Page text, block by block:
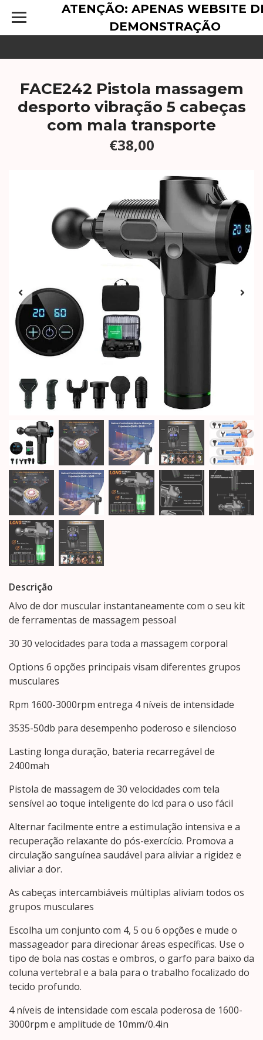
ATENÇÃO: APENAS WEBSITE
DEMONSTRAÇÃO
FACE242 Pistola massagem
desporto vibração 5 cabeças
com mala transporte
€38,00
Descrição
Alvo de dor muscular instantaneamente com o seu kit
de ferramentas de massagem pessoal
30 30 velocidades para toda a massagem corporal
Options 6 opções principais visam diferentes grupos
musculares
Rpm 1600-3000rpm entrega 4 níveis de intensidade
3535-50db para desempenho poderoso e silencioso
Lasting longa duração, bateria recarregável de
2400mah
Pistola de massagem de 30 velocidades com tela
sensível ao toque inteligente do lcd para o uso fácil
Alternar facilmente entre a estimulação intensiva e a
recuperação relaxante do pós-exercício. Promova a
circulação sanguínea saudável para aliviar a rigidez e
aliviar a dor.
As cabeças intercambiáveis múltiplas aliviam todos os
grupos musculares
Escolha um conjunto com 4, 5 ou 6 opções e mude o
massageador para direcionar áreas específicas. Use o
tipo de bola nas costas e ombros, o garfo para baixo da
coluna vertebral e a bala para o trabalho focalizado do
tecido profundo.
4 níveis de intensidade com escala poderosa de 1600-
3000rpm e amplitude de 10mm/0.4in